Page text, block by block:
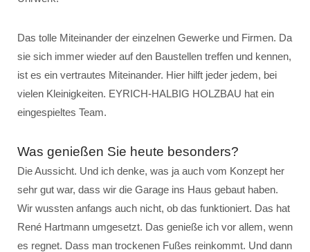
Das tolle Miteinander der einzelnen Gewerke und Firmen. Da
sie sich immer wieder auf den Baustellen treffen und kennen,
ist es ein vertrautes Miteinander. Hier hilft jeder jedem, bei
vielen Kleinigkeiten. EYRICH-HALBIG HOLZBAU hat ein
eingespieltes Team.
Was genießen Sie heute besonders?
Die Aussicht. Und ich denke, was ja auch vom Konzept her
sehr gut war, dass wir die Garage ins Haus gebaut haben.
Wir wussten anfangs auch nicht, ob das funktioniert. Das hat
René Hartmann umgesetzt. Das genieße ich vor allem, wenn
es regnet. Dass man trockenen Fußes reinkommt. Und dann